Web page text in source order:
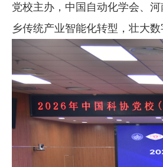
党校主办，中国自动化学会、
乡传统产业智能化转型，壮大数